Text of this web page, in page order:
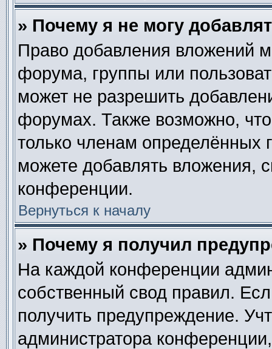
» Почему я не могу
Право добавления вложений
форума, группы или
может не разрешить
форумах. Также возможно,
только членам определённых
можете добавлять вложения,
конференции.
Вернуться к началу
» Почему я получил
На каждой конференции
собственный свод правил.
получить предупреждение.
администратора